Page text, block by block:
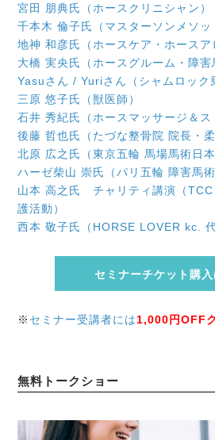
宮田 朋典氏（ホースクリニシャン）
千本木 倫子氏（マスターソンメソッ
地神 和彦氏（ホースケア・ホースア
大橋 実央氏（ホースグルーム・障害
Yasuさん / Yuriさん（シャムロック
三原 悠子氏（獣医師）
石井 秀紀氏（ホースマッサージ＆ス
後藤 哲也氏（たづな整骨院 院長・柔
北原 広之氏（東京五輪 馬場馬術日本
ハーゼ柴山 崇氏（パリ五輪 障害馬
山本 高之氏 チャリティ講演（
護活動）
西本 敬子氏（HORSE LOVER kc. 代
セミナーチケット購
※ セミナー受講者には1,000円OFF
無料トークショー